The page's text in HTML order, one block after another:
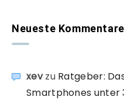
Neueste Kommentare
xevzu Ratgeber:
Smartphones unter